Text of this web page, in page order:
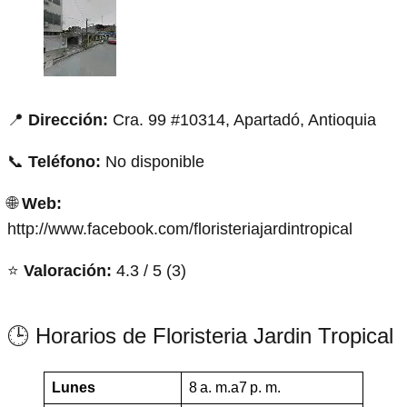
📍 Dirección: Cra. 99 #10314, Apartadó, Antioquia
📞 Teléfono: No disponible
🌐Web:
http://www.facebook.com/floristeriajardintropical
⭐ Valoración: 4.3 / 5 (3)
🕒 Horarios de Floristeria Jardin Tropical
Lunes 8 a. m.a7 p. m.